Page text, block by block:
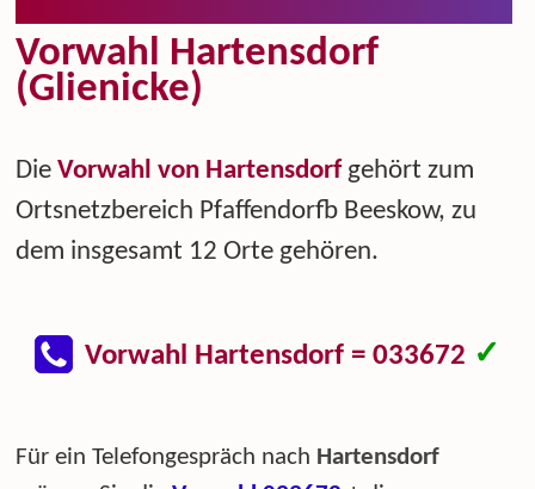
Vorwahl Hartensdorf
(Glienicke)
DieVorwahl von Hartensdorfgehört zum
Ortsnetzbereich Pfaffendorfb Beeskow, zu
dem insgesamt 12 Orte gehören.
Vorwahl Hartensdorf = 033672 ✓
Für ein Telefongespräch nach Hartensdorf